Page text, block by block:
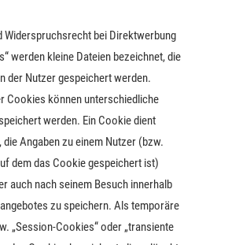
Widerspruchsrecht bei Direktwerbung
werden kleine Dateien bezeichnet, die
der Nutzer gespeichert werden.
Cookies können unterschiedliche
werden. Ein Cookie dient
die Angaben zu einem Nutzer (bzw.
dem das Cookie gespeichert ist)
auch nach seinem Besuch innerhalb
zu speichern. Als temporäre
„Session-Cookies“ oder „transiente